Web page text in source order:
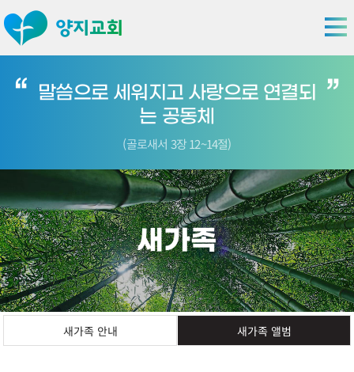
말씀으로 세워지고 사랑으로 연결되
는 공동체
(골로새서 3장 12~14절)
새가족
새가족 안내 새가족 앨범